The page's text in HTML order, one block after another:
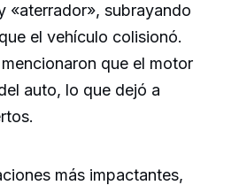
«aterrador», subrayando
el vehículo colisionó.
que el motor
auto, lo que dejó a
más impactantes,